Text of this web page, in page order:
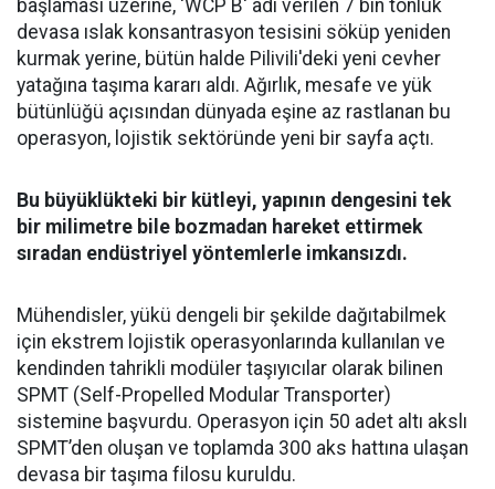
başlaması üzerine, 'WCP B' adı verilen 7 bin tonluk
devasa ıslak konsantrasyon tesisini söküp yeniden
kurmak yerine, bütün halde Pilivili'deki yeni cevher
yatağına taşıma kararı aldı. Ağırlık, mesafe ve yük
bütünlüğü açısından dünyada eşine az rastlanan bu
operasyon, lojistik sektöründe yeni bir sayfa açtı.
Bu büyüklükteki bir kütleyi, yapının dengesini tek
bir milimetre bile bozmadan hareket ettirmek
sıradan endüstriyel yöntemlerle imkansızdı.
Mühendisler, yükü dengeli bir şekilde dağıtabilmek
için ekstrem lojistik operasyonlarında kullanılan ve
kendinden tahrikli modüler taşıyıcılar olarak bilinen
SPMT (Self-Propelled Modular Transporter)
sistemine başvurdu. Operasyon için 50 adet altı akslı
SPMT’den oluşan ve toplamda 300 aks hattına ulaşan
devasa bir taşıma filosu kuruldu.